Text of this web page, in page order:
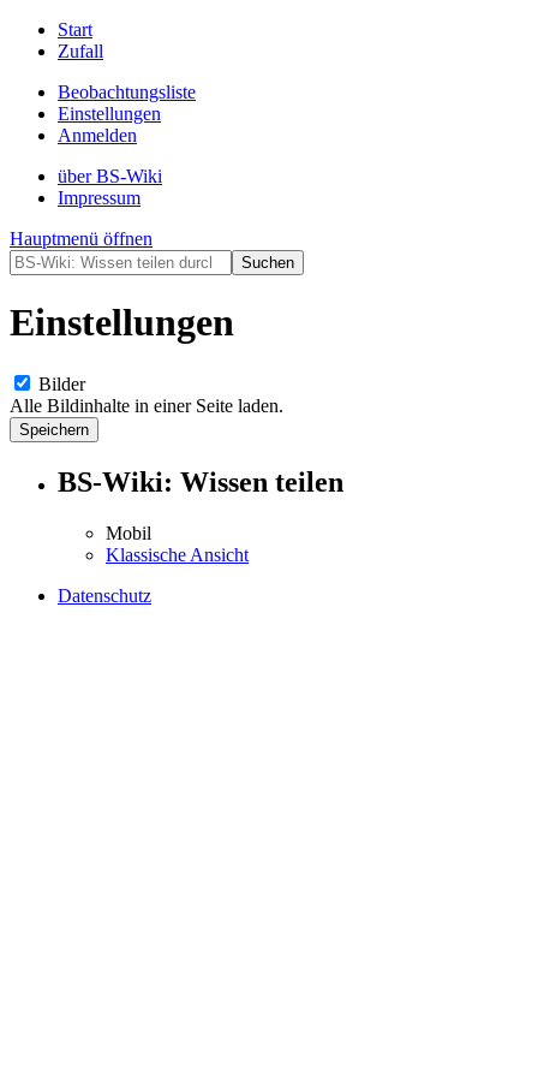
Start
Zufall
Beobachtungsliste
Einstellungen
Anmelden
über BS-Wiki
Impressum
Hauptmenü öffnen
Einstellungen
Bilder
Alle Bildinhalte in einer Seite laden.
BS-Wiki: Wissen teilen
Mobil
Klassische Ansicht
Datenschutz